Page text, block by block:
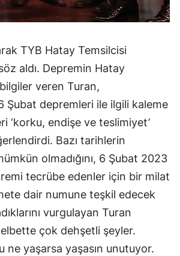
TYB Hatay Temsilcisi
aldı. Depremin Hatay
veren Turan,
Şubat depremleri ile ilgili kaleme
‘korku, endişe ve teslimiyet’
Bazı tarihlerin
olmadığını, 6 Şubat 2023
tecrübe edenler için bir milat
dair numune teşkil edecek
vurgulayan Turan
elbette çok dehşetli şeyler.
ne yaşarsa yaşasın unutuyor.